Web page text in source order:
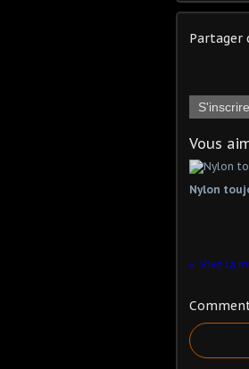
Partager
Vous
Nylon
Vive la